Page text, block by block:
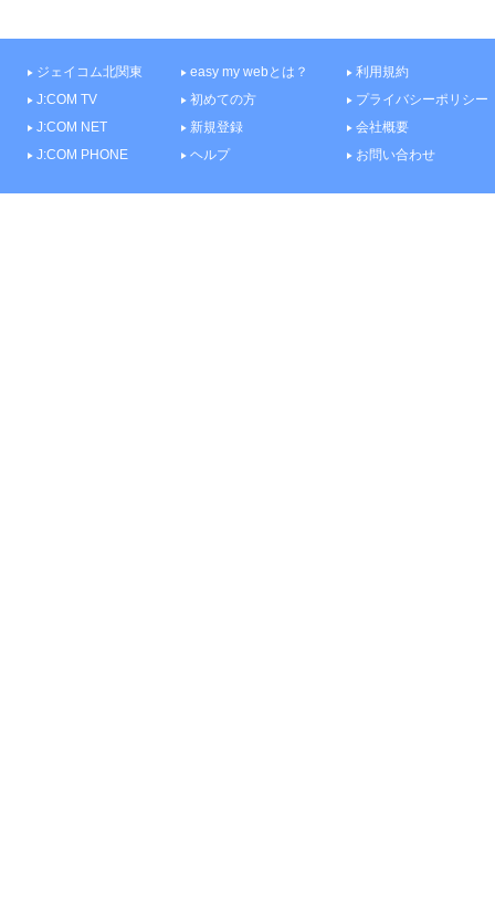
ジェイコム北関東
J:COM TV
J:COM NET
J:COM PHONE
easy my webとは？
初めての方
新規登録
ヘルプ
利用規約
プライバシーポリシー
会社概要
お問い合わせ